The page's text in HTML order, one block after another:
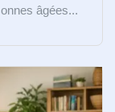
âgées...